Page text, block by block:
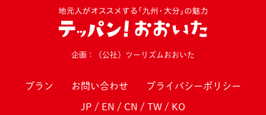
企画：（公社）ツーリズムおおいた
プラン お問い合わせ プライバシーポリシー
JP / EN / CN / TW / KO